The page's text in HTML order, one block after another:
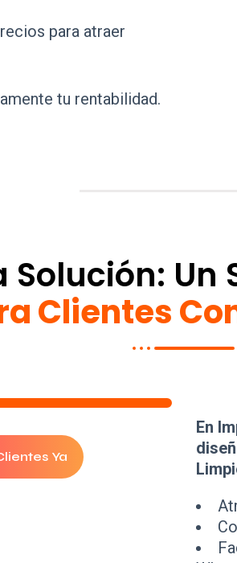
para atraer
tu rentabilidad.
Solución: Un
Clientes
Ya
En